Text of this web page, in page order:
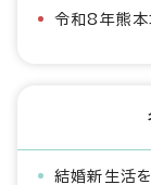
令和8年熊本
結婚新生活